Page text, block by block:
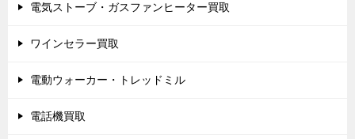
電気ストーブ・ガスファンヒーター買取
ワインセラー買取
電動ウォーカー・トレッドミル
電話機買取